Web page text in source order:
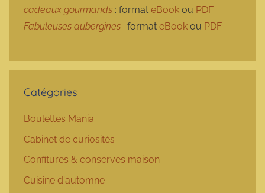
cadeaux gourmands : format eBook ou PDF
Fabuleuses aubergines : format eBook ou PDF
Catégories
Boulettes Mania
Cabinet de curiosités
Confitures & conserves maison
Cuisine d'automne